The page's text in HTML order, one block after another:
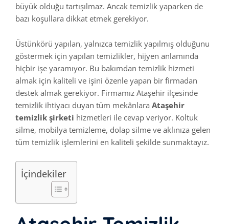
büyük olduğu tartışılmaz. Ancak temizlik yaparken de
bazı koşullara dikkat etmek gerekiyor.
Üstünkörü yapılan, yalnızca temizlik yapılmış olduğunu
göstermek için yapılan temizlikler, hijyen anlamında
hiçbir işe yaramıyor. Bu bakımdan temizlik hizmeti
almak için kaliteli ve işini özenle yapan bir firmadan
destek almak gerekiyor. Firmamız Ataşehir ilçesinde
temizlik ihtiyacı duyan tüm mekânlara Ataşehir
temizlik şirketi hizmetleri ile cevap veriyor. Koltuk
silme, mobilya temizleme, dolap silme ve aklınıza gelen
tüm temizlik işlemlerini en kaliteli şekilde sunmaktayız.
İçindekiler